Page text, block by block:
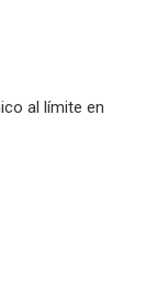
al límite en